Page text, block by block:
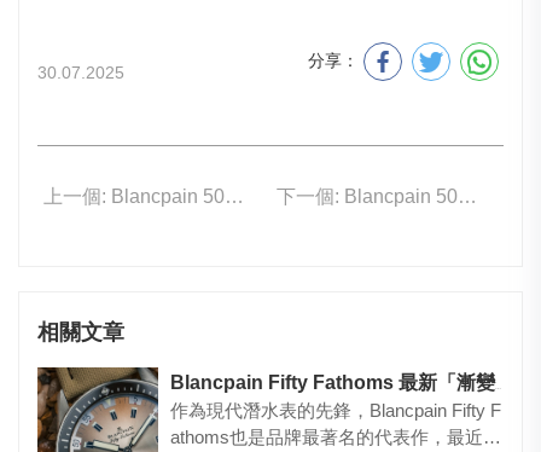
30.07.2025
分享：
上一個: Blancpain 5007-12B40-98S 下一個: Blancpain 5029A-12B30-64A
相關文章
Blancpain Fifty Fathoms 最新「漸變沙漠色」
作為現代潛水表的先鋒，Blancpain Fifty F
athoms也是品牌最著名的代表作，最近此